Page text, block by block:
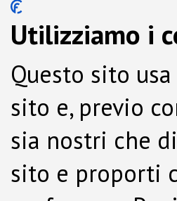
Utilizziamo i
Questo sito
sito e, previo
sia nostri che
sito e proporti